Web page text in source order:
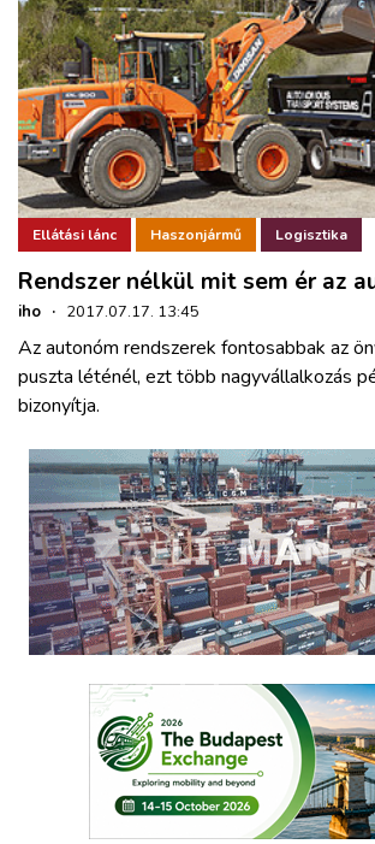
Ellátási lánc Haszonjármű Logisztika
Rendszer nélkül mit sem ér az
iho · 2017.07.17. 13:45
Az autonóm rendszerek fontosabbak az
puszta léténél, ezt több nagyvállalkozás
bizonyítja.